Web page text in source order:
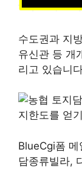
수도권과 지
유신관 등 개
리고 있습니
BlueCgi폼
담종류빌라,